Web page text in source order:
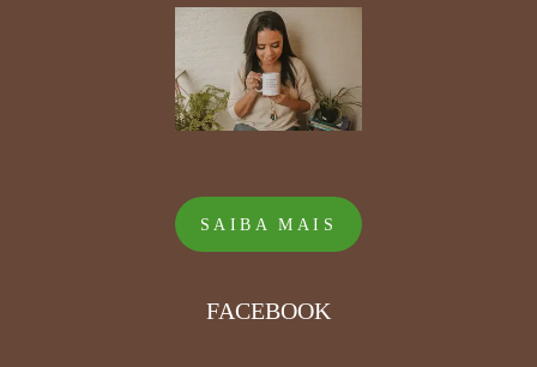
SAIBA MAIS
FACEBOOK